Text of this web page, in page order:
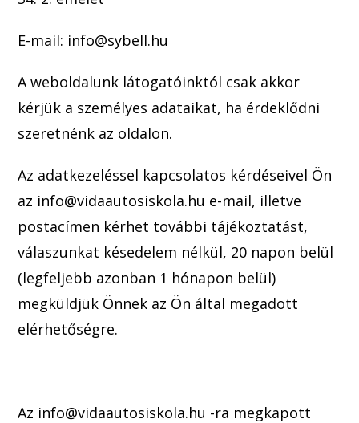
E-mail: info@sybell.hu
A weboldalunk látogatóinktól csak akkor
kérjük a személyes adataikat, ha érdeklődni
szeretnénk az oldalon.
Az adatkezeléssel kapcsolatos kérdéseivel Ön
az info@vidaautosiskola.hu e-mail, illetve
postacímen kérhet további tájékoztatást,
válaszunkat késedelem nélkül, 20 napon belül
(legfeljebb azonban 1 hónapon belül)
megküldjük Önnek az Ön által megadott
elérhetőségre.
Az info@vidaautosiskola.hu -ra megkapott